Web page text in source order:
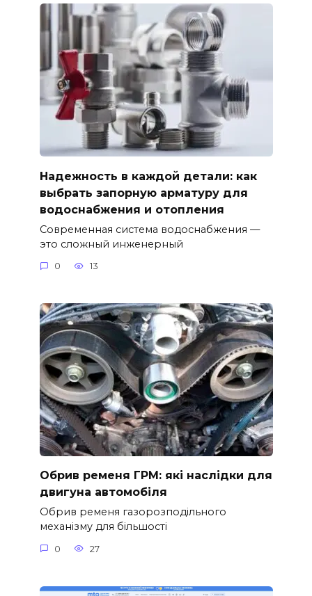
Надежность в каждой детали: как
выбрать запорную арматуру для
водоснабжения и отопления
Современная система водоснабжения —
это сложный инженерный
0 13
Обрив ременя ГРМ: які наслідки для
двигуна автомобіля
Обрив ременя газорозподільного
механізму для більшості
0 27